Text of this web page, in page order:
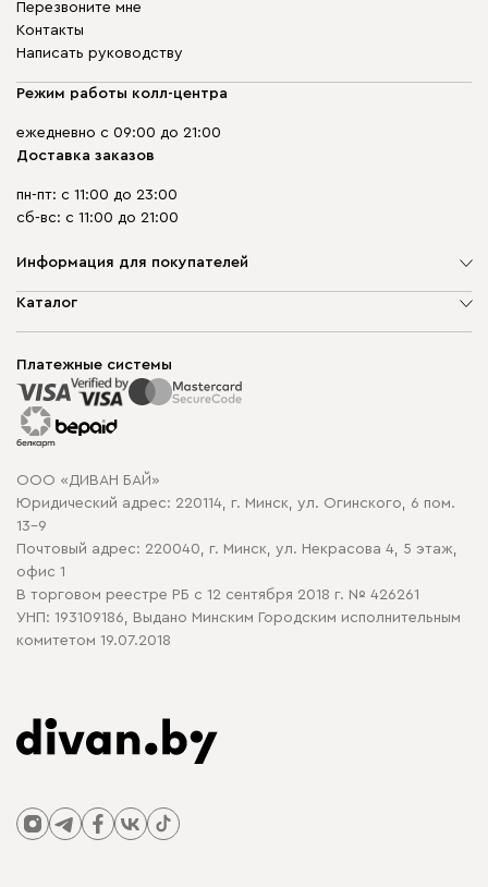
Перезвоните мне
Контакты
Написать руководству
Режим работы колл-центра
ежедневно с 09:00 до 21:00
Доставка заказов
пн-пт: с 11:00 до 23:00
сб-вс: с 11:00 до 21:00
Информация для покупателей
О компании
Способы оплаты
Рассрочка и кредит
Гарантия
Карта сайта
Политика конфиденциальности
Политика в отношении обработки cookie
Каталог
Корпусная мебель
Распродажа мебели
Платежные системы
ООО «ДИВАН БАЙ»
Юридический адрес: 220114, г. Минск, ул. Огинского, 6 пом.
13-9
Почтовый адрес: 220040, г. Минск, ул. Некрасова 4, 5 этаж,
офис 1
В торговом реестре РБ с 12 сентября 2018 г. № 426261
УНП: 193109186, Выдано Минским Городским исполнительным
комитетом 19.07.2018